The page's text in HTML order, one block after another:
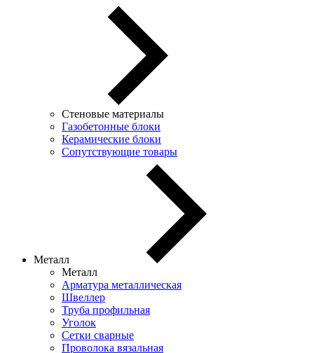
Стеновые материалы
Газобетонные блоки
Керамические блоки
Сопутствующие товары
Металл
Металл
Арматура металлическая
Швеллер
Труба профильная
Уголок
Сетки сварные
Проволока вязальная